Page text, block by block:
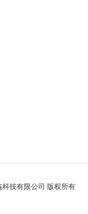
科技有限公司 版权所有